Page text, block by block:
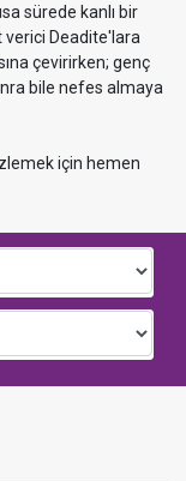
sürede kanlı bir
verici Deadite'lara
çevirirken; genç
bile nefes almaya
için hemen